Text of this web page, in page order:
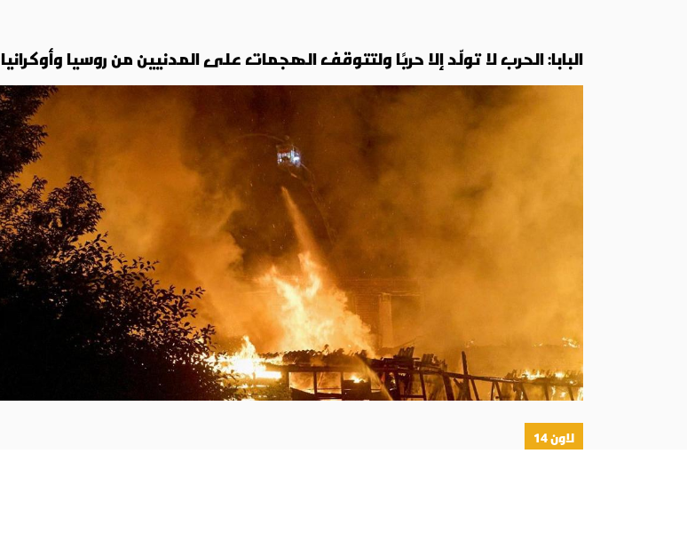
البابا: الحرب لا تولّد إلا حربًا ولتتوقف الهجمات على المدنيين من روسيا وأوكرانيا
لاون 14